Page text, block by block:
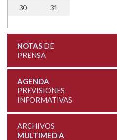
30 31
NOTASDE
PRENSA
AGENDA
PREVISIONES
INFORMATIVAS
ARCHIVOS
MULTIMEDIA